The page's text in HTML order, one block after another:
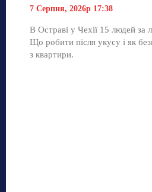
7 Серпня, 2026р 17:38
В Остраві у Чехії 15 людей за
Що робити після укусу і як
з квартири.